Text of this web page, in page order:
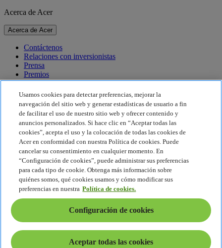
Acerca de Acer
Acerca de Acer
Contáctenos
Relaciones con inversionistas
Prensa
Premios
Eventos
Sostenibilidad
Sostenibilidad
Responsabilidad social corporativa
Huella de carbono del producto
Proyecto Humanity
Earthion
Política de privacidad
Política de cookies
Aviso legal
Información legal adicional
Política de accesibilidad
Configuración de cookies
América Latina - Español
Usamos cookies para detectar preferencias, mejorar la
navegación del sitio web y generar estadísticas de usuario a fin
de facilitar el uso de nuestro sitio web y ofrecer contenido y
anuncios personalizados. Si hace clic en “Aceptar todas las
cookies”, acepta el uso y la colocación de todas las cookies de
Acer en conformidad con nuestra Política de cookies. Puede
cancelar su consentimiento en cualquier momento. En
“Configuración de cookies”, puede administrar sus preferencias
para cada tipo de cookie. Obtenga más información sobre
quiénes somos, qué cookies usamos y cómo modificar sus
preferencias en nuestra Política de cookies.
Configuración de cookies
Aceptar todas las cookies